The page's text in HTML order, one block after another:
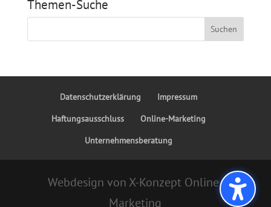
Themen-Suche
Datenschutzerklärung
Impressum
Haftungsausschluss
Online-Marketing
Unternehmensberatung
Webdesign von X-Konzept Online-
Marketing